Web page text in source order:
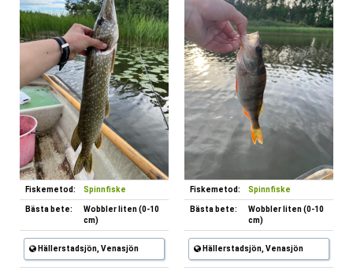
Fiskemetod: Spinnfiske
Bästa bete:
Wobbler liten (0-10
cm)
Hällerstadsjön, Venasjön
Fiskemetod: Spinnfiske
Bästa bete:
Wobbler liten (0-10
cm)
Hällerstadsjön, Venasjön